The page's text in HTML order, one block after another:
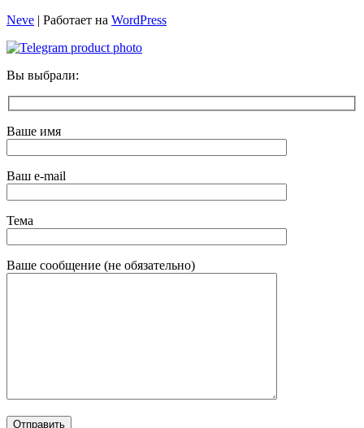
Neve | Работает на WordPress
Вы выбрали:
Ваше имя
Ваш e-mail
Тема
Ваше сообщение (не обязательно)